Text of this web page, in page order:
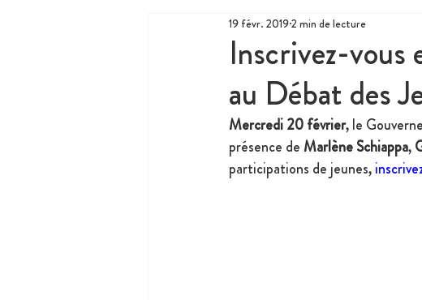
Inscrivez-
au Débat des
19 févr. 20192 min de lecture
Mercredi 20 février, le
présence de Marlène Schiappa,
participations de jeunes,